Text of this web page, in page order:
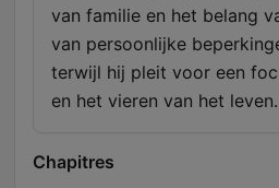
van familie en het belang
van persoonlijke
terwijl hij pleit voor een
en het vieren van het leven.
Chapitres